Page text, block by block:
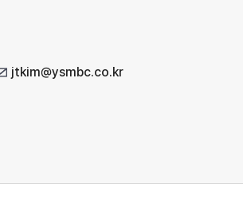
jtkim@ysmbc.co.kr